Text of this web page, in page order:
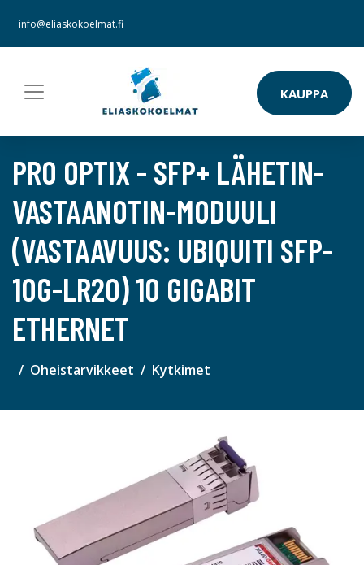
info@eliaskokoelmat.fi
KAUPPA
PRO OPTIX - SFP+ LÄHETIN-
VASTAANOTIN-MODUULI
(VASTAAVUUS: UBIQUITI SFP-
10G-LR20) 10 GIGABIT
ETHERNET
Oheistarvikkeet Kytkimet